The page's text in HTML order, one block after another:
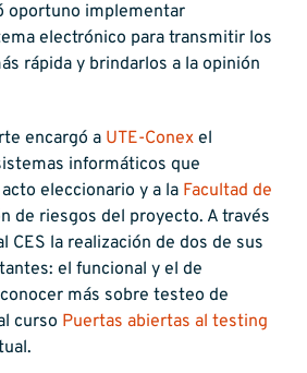
oportuno implementar
electrónico para transmitir los
rápida y brindarlos a la opinión
encargó a UTE-Conex el
informáticos que
eleccionario y a la Facultad de
de riesgos del proyecto. A través
CES la realización de dos de sus
el funcional y el de
más sobre testeo de
curso Puertas abiertas al testing